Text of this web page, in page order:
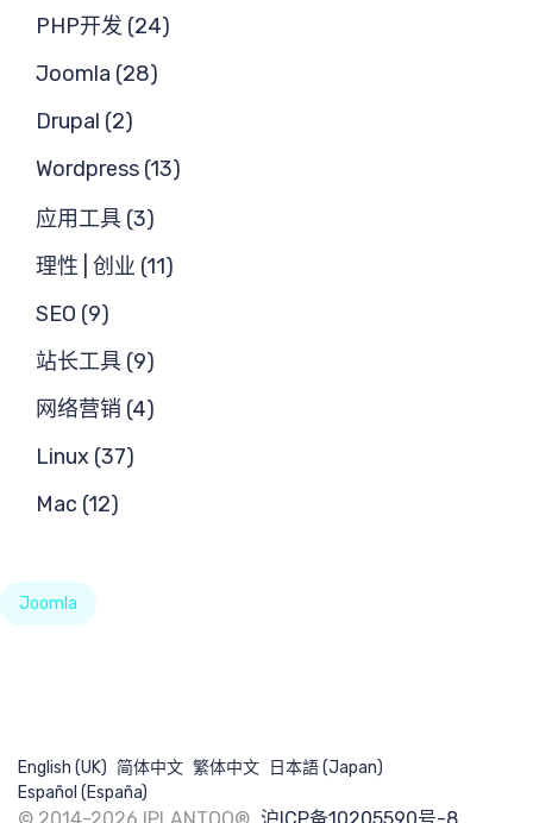
核心团
队
PHP开发 (24)
Joomla (28)
Drupal (2)
Wordpress (13)
应用工具 (3)
理性 | 创业 (11)
SEO (9)
站长工具 (9)
网络营销 (4)
Linux (37)
Mac (12)
Joomla
English (UK) 简体中文 繁体中文
日本語 (Japan)
Español (España)